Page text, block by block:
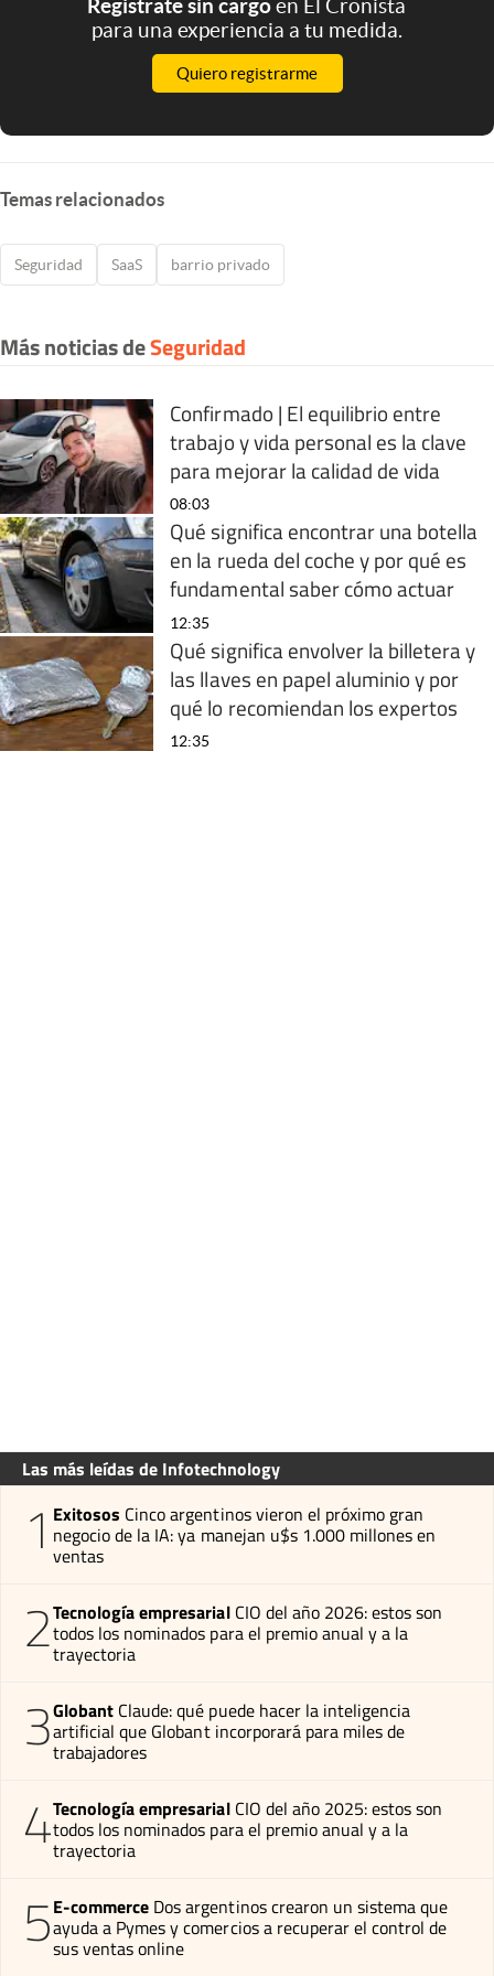
Registrate sin cargoen El Cronista
para una experiencia a tu medida.
Quiero registrarme
Temas relacionados
Seguridad SaaS barrio privado
Más noticias deSeguridad
Confirmado | El equilibrio entre
trabajo y vida personal es la clave
para mejorar la calidad de vida
08:03
Qué significa encontrar una botella
en la rueda del coche y por qué es
fundamental saber cómo actuar
12:35
Qué significa envolver la billetera y
las llaves en papel aluminio y por
qué lo recomiendan los expertos
12:35
Las más leídas de Infotechnology
1 Exitosos Cinco argentinos vieron el próximo gran
negocio de la IA: ya manejan u$s 1.000 millones en
ventas
2Tecnología empresarial CIO del año 2026: estos son
todos los nominados para el premio anual y a la
trayectoria
3Globant Claude: qué puede hacer la inteligencia
artificial que Globant incorporará para miles de
trabajadores
4Tecnología empresarial CIO del año 2025: estos son
todos los nominados para el premio anual y a la
trayectoria
5E-commerce Dos argentinos crearon un sistema que
ayuda a Pymes y comercios a recuperar el control de
sus ventas online